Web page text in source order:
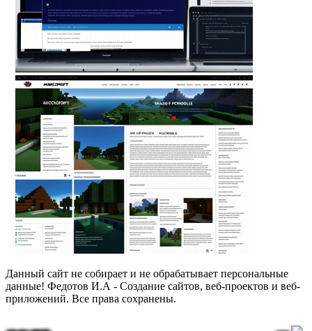
Данный сайт не собирает и не обрабатывает персональные
данные! Федотов И.А - Создание сайтов, веб-проектов и веб-
приложений. Все права сохранены.